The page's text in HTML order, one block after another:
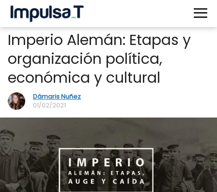
Imperio Alemán: Etapas y
organización política,
económica y cultural
Dámaris Nuñez
01/02/2021